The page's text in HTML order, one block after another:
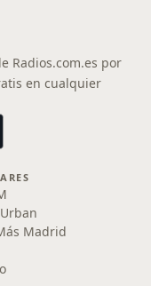
Radios.com.es por
en cualquier
Madrid